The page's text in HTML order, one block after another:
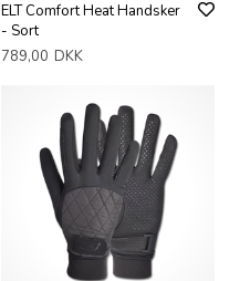
ELT Comfort Heat Handsker
- Sort
789,00 DKK